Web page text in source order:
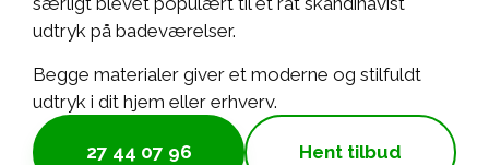
udtryk på badeværelser.
Begge materialer giver et moderne og stilfuldt
udtryk i dit hjem eller erhverv.
27 44 07 96 Hent tilbud